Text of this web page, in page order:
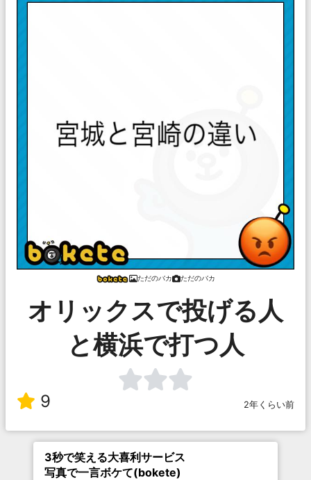
ただのバカ ただのバカ
オリックスで投げる人
と横浜で打つ人
9 2年くらい前
3秒で笑える大喜利サービス
写真で一言ボケて(bokete)